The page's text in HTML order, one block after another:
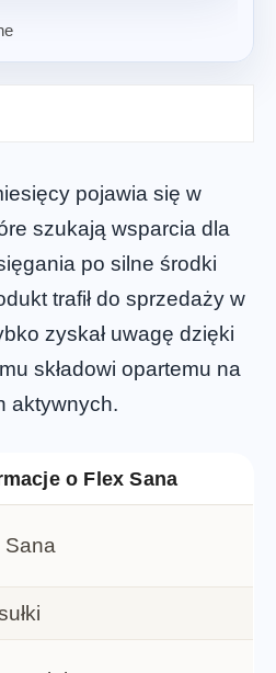
pojawia się w
szukają wsparcia dla
po silne środki
trafił do sprzedaży w
zyskał uwagę dzięki
składowi opartemu na
aktywnych.
o Flex Sana
Sana